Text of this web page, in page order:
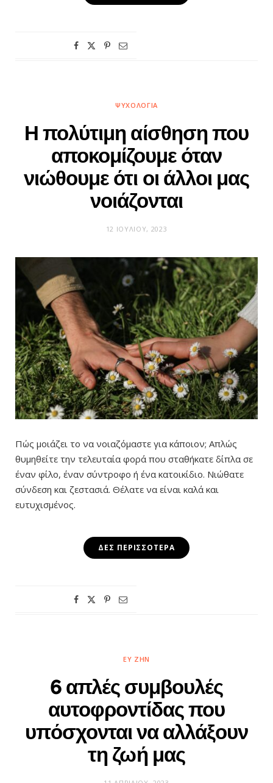
ΨΥΧΟΛΟΓΊΑ
Η πολύτιμη αίσθηση που
αποκομίζουμε όταν
νιώθουμε ότι οι άλλοι μας
νοιάζονται
12 ΙΟΥΛΊΟΥ, 2023
Πώς μοιάζει το να νοιαζόμαστε για κάποιον; Απλώς
θυμηθείτε την τελευταία φορά που σταθήκατε δίπλα σε
έναν φίλο, έναν σύντροφο ή ένα κατοικίδιο. Νιώθατε
σύνδεση και ζεστασιά. Θέλατε να είναι καλά και
ευτυχισμένος.
ΔΕΣ ΠΕΡΙΣΣΌΤΕΡΑ
ΕΥ ΖΗΝ
6 απλές συμβουλές
αυτοφροντίδας που
υπόσχονται να αλλάξουν
τη ζωή μας